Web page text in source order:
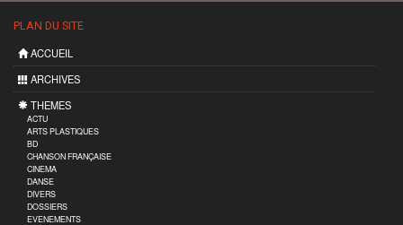
PLAN DU SITE
ACCUEIL
ARCHIVES
THEMES
ACTU
ARTS PLASTIQUES
BD
CHANSON FRANÇAISE
CINEMA
DANSE
DIVERS
DOSSIERS
EVENEMENTS